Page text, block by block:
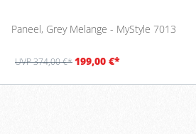
Paneel, Grey Melange - MyStyle 7013
UVP 374,00 €*199,00 €*